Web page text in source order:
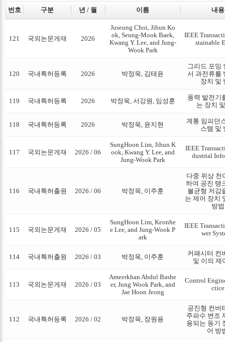
번호 구분 년 / 월 이름 내용
121 국외논문게재 2026
Juseung Choi, Jihun Ko
ok, Seung-Mook Baek,
Kwang Y. Lee, and Jung-
Wook Park
IEEE
stainable
120 국내특허등록 2026 박정욱, 김태윤
그리드 포밍
서 과전류를
장치 및
119 국내특허등록 2026 박정욱, 서강원, 임성훈
풍력 발전기
는 장치
118 국내특허등록 2026 박정욱, 윤지현
계통 임피던
스템 및
117 국외논문게재 2026 / 06
SungHoon Lim, Jihun K
ook, Kwang Y. Lee, and
Jung-Wook Park
IEEE
dustrial
116 국내특허출원 2026 / 06 박정욱, 이주훈
다중 위상 천
하여 공진 탱
불균형 저감
는 제어 장치
방법
115 국외논문게재 2026 / 05
SungHoon Lim, Keonhe
e Lee, and Jung-Wook P
ark
IEEE
wer
114 국내특허출원 2026 / 03 박정욱, 이주훈
커패시터 컨
및 이의 제
113 국외논문게재 2026 / 03
Ameerkhan Abdul Bashe
er, Jung Wook Park, and
Jae Hoon Jeong
Control
ctice
112 국내특허등록 2026 / 02 박정욱, 장원용
공진형 컨버
주파수 변조
용되는 동기
어 방